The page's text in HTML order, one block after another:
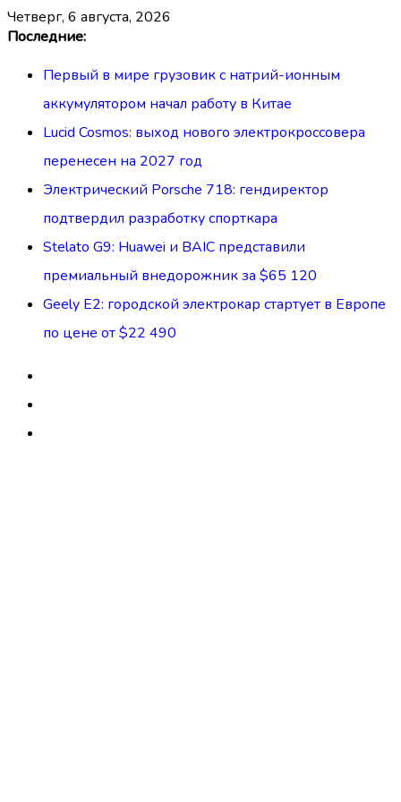
Перейти
содержимому
четверг, 6 августа, 2026
Последние:
Первый в мире грузовик с натрий-ионным
аккумулятором начал работу в Китае
Lucid Cosmos: выход нового электрокроссовера
перенесен на 2027 год
Электрический Porsche 718: гендиректор
подтвердил разработку спорткара
Stelato G9: Huawei и BAIC представили
премиальный внедорожник за $65 120
Geely E2: городской электрокар стартует в Европе
по цене от $22 490